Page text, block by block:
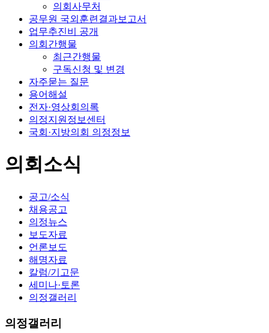
의회사무처
공무원 국외훈련결과보고서
업무추진비 공개
의회간행물
최근간행물
구독신청 및 변경
자주묻는 질문
용어해설
전자·영상회의록
의정지원정보센터
국회·지방의회 의정정보
의회소식
공고/소식
채용공고
의정뉴스
보도자료
언론보도
해명자료
칼럼/기고문
세미나·토론
의정갤러리
의정갤러리